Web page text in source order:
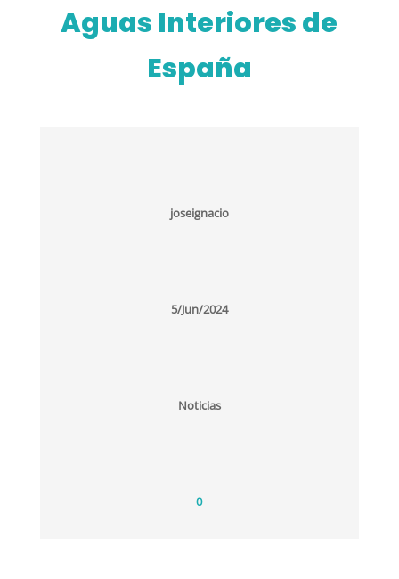
Aguas Interiores de
España
joseignacio
5/Jun/2024
Noticias
0